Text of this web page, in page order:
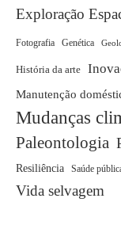
Exploração
Fotografia Genética
História da arte
Manutenção
Mudanças
Paleontologia
Resiliência
Saúde
Vida selvagem